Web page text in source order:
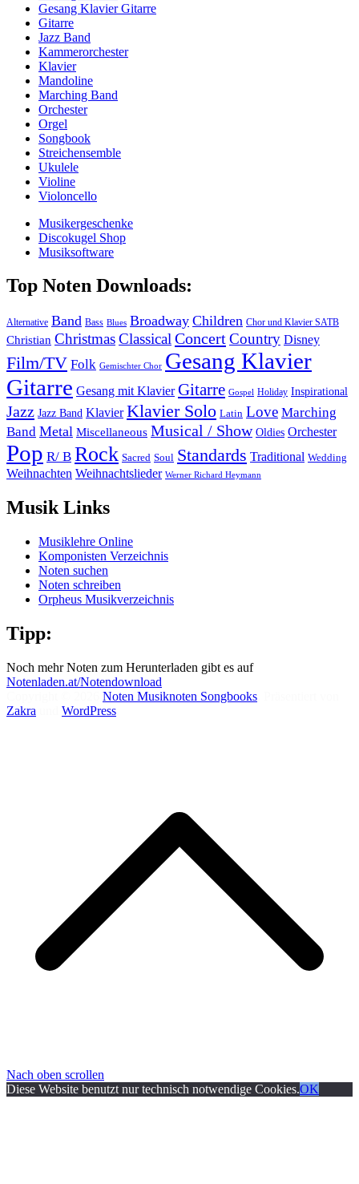
Gesang Klavier Gitarre
Gitarre
Jazz Band
Kammerorchester
Klavier
Mandoline
Marching Band
Orchester
Orgel
Songbook
Streichensemble
Ukulele
Violine
Violoncello
Musikergeschenke
Discokugel Shop
Musiksoftware
Top Noten Downloads:
Alternative Band Bass Blues Broadway Children Chor und Klavier SATB
Christian ChristmasClassicalConcertCountry Disney
Film/TV Folk Gemischter Chor Gesang Klavier
Gitarre Gesang mit Klavier Gitarre Gospel Holiday Inspirational
Jazz Jazz Band Klavier Klavier Solo Latin Love Marching
Band Metal Miscellaneous Musical / Show Oldies Orchester
Pop R/ B Rock Sacred Soul Standards Traditional Wedding
Weihnachten Weihnachtslieder Werner Richard Heymann
Musik Links
Musiklehre Online
Komponisten Verzeichnis
Noten suchen
Noten schreiben
Orpheus Musikverzeichnis
Tipp:
Noch mehr Noten zum Herunterladen gibt es auf
Notenladen.at/Notendownload
Noten Musiknoten Songbooks
Zakra
WordPress
Nach oben scrollen
Diese Website benutzt nur technisch notwendige Cookies.OK